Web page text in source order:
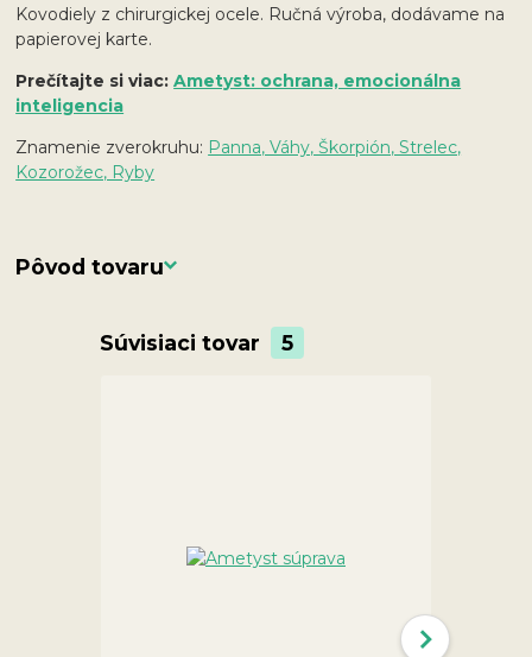
Kovodiely z chirurgickej ocele. Ručná výroba, dodávame na
papierovej karte.
Prečítajte si viac:Ametyst: ochrana, emocionálna
inteligencia
Znamenie zverokruhu: Panna, Váhy, Škorpión, Strelec,
Kozorožec, Ryby
Pôvod tovaru
Súvisiaci tovar 5